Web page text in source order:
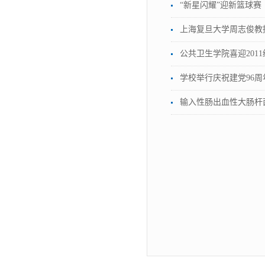
“新星闪耀”迎新篮球赛
上海复旦大学周志俊
公共卫生学院喜迎2011
学校举行庆祝建党96
输入性肠出血性大肠